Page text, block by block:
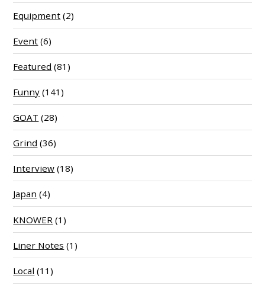
Equipment (2)
Event (6)
Featured (81)
Funny (141)
GOAT (28)
Grind (36)
Interview (18)
Japan (4)
KNOWER (1)
Liner Notes (1)
Local (11)